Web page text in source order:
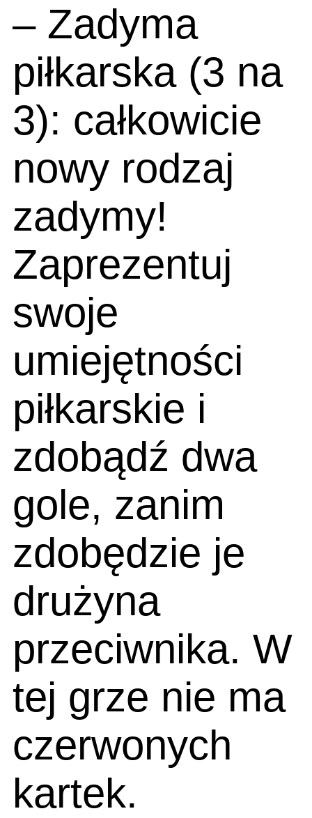
– Zadyma
piłkarska (3 na
3): całkowicie
nowy rodzaj
zadymy!
Zaprezentuj
swoje
umiejętności
piłkarskie i
zdobądź dwa
gole, zanim
zdobędzie je
drużyna
przeciwnika. W
tej grze nie ma
czerwonych
kartek.